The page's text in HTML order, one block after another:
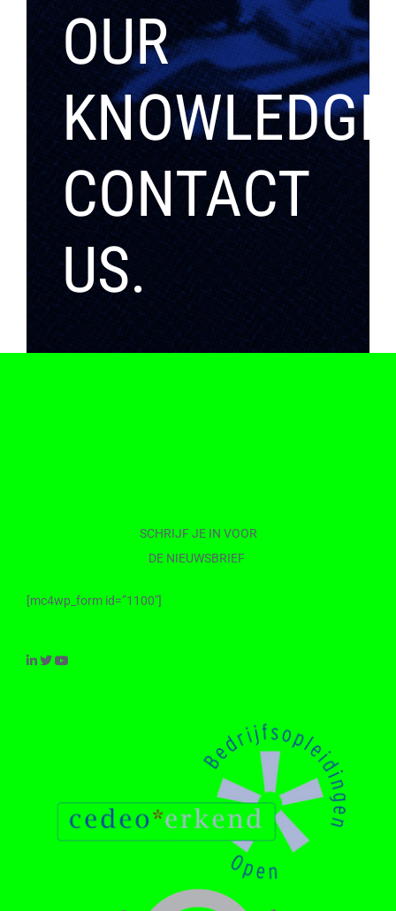
OUR
CONTACT
US.
SCHRIJF JE IN VOOR
DE NIEUWSBRIEF
[mc4wp_form id=”1100″]